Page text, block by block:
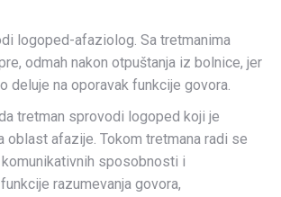
logoped-afaziolog. Sa tretmanima
odmah nakon otpuštanja iz bolnice, jer
deluje na oporavak funkcije govora.
tretman sprovodi logoped koji je
oblast afazije. Tokom tretmana radi se
sposobnosti i
razumevanja govora,